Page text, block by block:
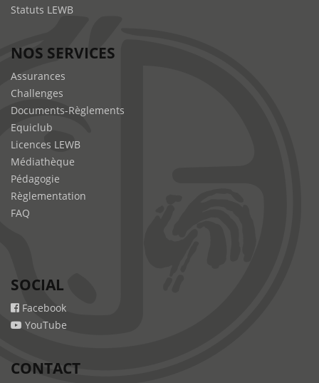
Statuts LEWB
NOS SERVICES
Assurances
Challenges
Documents-Règlements
Equiclub
Licences LEWB
Médiathèque
Pédagogie
Règlementation
FAQ
SOCIAL
Facebook
YouTube
CONTACT